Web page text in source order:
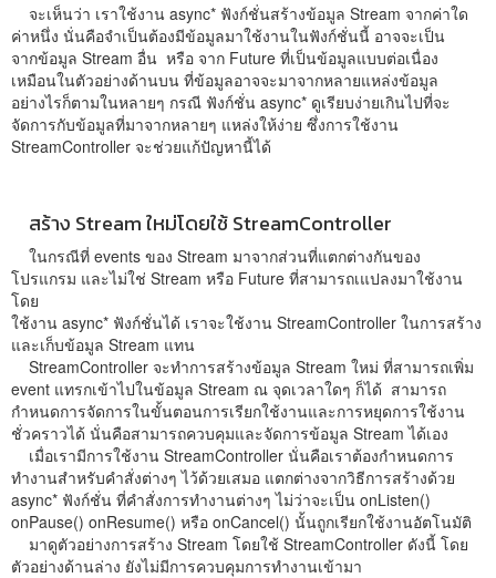
จะเห็นว่า เราใช้งาน async* ฟังก์ชั่นสร้างข้อมูล Stream จากค่าใด
ค่าหนึ่ง นั่นคือจำเป็นต้องมีข้อมูลมาใช้งานในฟังก์ชั่นนี้ อาจจะเป็น
จากข้อมูล Stream อื่น หรือ จาก Future ที่เป็นข้อมูลแบบต่อเนื่อง
เหมือนในตัวอย่างด้านบน ที่ข้อมูลอาจจะมาจากหลายแหล่งข้อมูล
อย่างไรก็ตามในหลายๆ กรณี ฟังก์ชั่น async* ดูเรียบง่ายเกินไปที่จะ
จัดการกับข้อมูลที่มาจากหลายๆ แหล่งให้ง่าย ซึ่งการใช้งาน
StreamController จะช่วยแก้ปัญหานี้ได้
สร้าง Stream ใหม่โดยใช้ StreamController
ในกรณีที่ events ของ Stream มาจากส่วนที่แตกต่างกันของ
โปรแกรม และไม่ใช่ Stream หรือ Future ที่สามารถเแปลงมาใช้งาน
โดย
ใช้งาน async* ฟังก์ชั่นได้ เราจะใช้งาน StreamController ในการสร้าง
และเก็บข้อมูล Stream แทน
StreamController จะทำการสร้างข้อมูล Stream ใหม่ ที่สามารถเพิ่ม
event แทรกเข้าไปในข้อมูล Stream ณ จุดเวลาใดๆ ก็ได้ สามารถ
กำหนดการจัดการในขั้นตอนการเรียกใช้งานและการหยุดการใช้งาน
ชั่วคราวได้ นั่นคือสามารถควบคุมและจัดการข้อมูล Stream ได้เอง
เมื่อเรามีการใช้งาน StreamController นั่นคือเราต้องกำหนดการ
ทำงานสำหรับคำสั่งต่างๆ ไว้ด้วยเสมอ แตกต่างจากวิธีการสร้างด้วย
async* ฟังก์ชั่น ที่คำสั่งการทำงานต่างๆ ไม่ว่าจะเป็น onListen()
onPause() onResume() หรือ onCancel() นั้นถูกเรียกใช้งานอัตโนมัติ
มาดูตัวอย่างการสร้าง Stream โดยใช้ StreamController ดังนี้ โดย
ตัวอย่างด้านล่าง ยังไม่มีการควบคุมการทำงานเข้ามา